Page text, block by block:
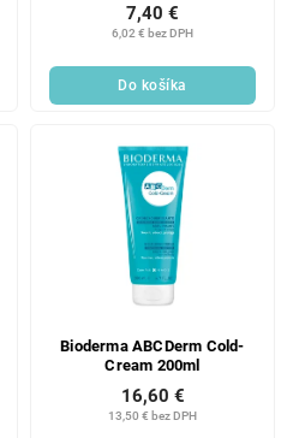
6,02 € bez DPH
7,40 €
Do košíka
Bioderma ABCDerm Cold-
Cream 200ml
13,50 € bez DPH
16,60 €